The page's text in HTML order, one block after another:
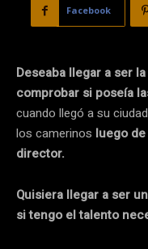
Facebook
Deseaba llegar a ser
comprobar si poseía
cuando llegó a su
los camerinos luego
director.
Quisiera llegar a ser
si tengo el talento